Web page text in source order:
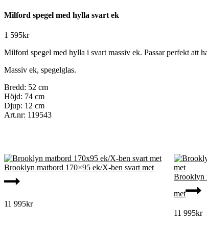
Milford spegel med hylla svart ek
1 595kr
Milford spegel med hylla i svart massiv ek. Passar perfekt
Massiv ek, spegelglas.
Bredd: 52 cm
Höjd: 74 cm
Djup: 12 cm
Art.nr: 119543
Brooklyn matbord 170×95 ek/X-ben svart met
11 995kr
Brooklyn
met
11 995kr